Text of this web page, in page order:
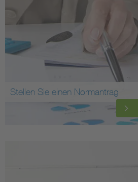
Stellen Sie einen Normantrag